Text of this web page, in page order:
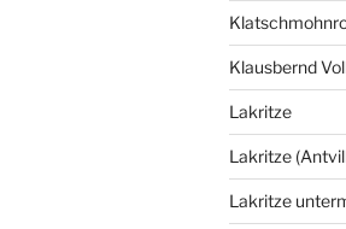
Klausbernd
Lakritze
Lakritze
Lakritze